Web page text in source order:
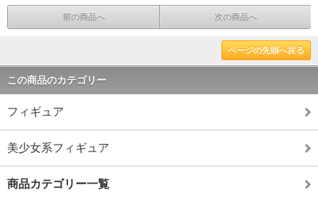
前の商品へ 次の商品へ
ページの先頭へ戻る
この商品のカテゴリー
フィギュア
美少女系フィギュア
商品カテゴリー一覧